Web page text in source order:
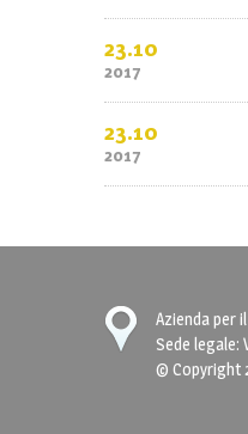
23.10
2017
23.10
2017
Azienda per
Sede legale:
© Copyright